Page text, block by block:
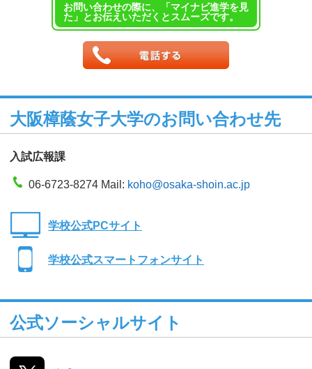
お問い合わせの際に、「マイナビ進学を見
た」とお伝えいただくとスムーズです。
大阪樟蔭女子大学のお問い合わせ先
入試広報課
06-6723-8274 Mail: koho@osaka-shoin.ac.jp
学校公式PCサイト
学校公式スマートフォンサイト
公式ソーシャルサイト